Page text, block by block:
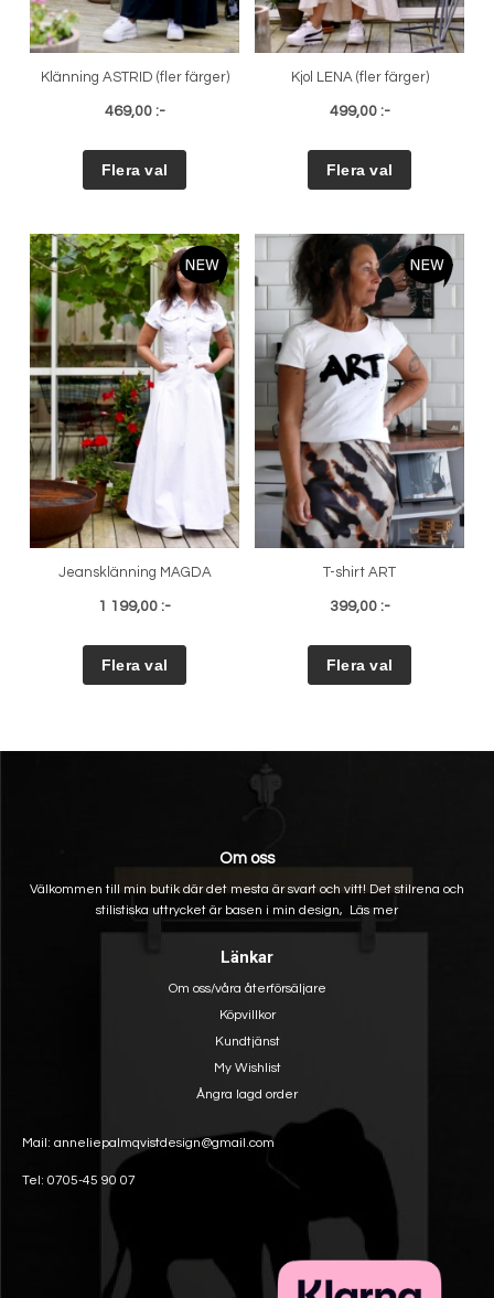
Klänning ASTRID (fler färger)
469,00 :-
Kjol LENA (fler färger)
499,00 :-
Jeansklänning MAGDA
1 199,00 :-
T-shirt ART
399,00 :-
Om oss
Välkommen till min butik där det mesta är svart och vitt! Det stilrena och
stilistiska uttrycket är basen i min design, Läs mer
Länkar
Om oss/våra återförsäljare
Köpvillkor
Kundtjänst
My Wishlist
Ångra lagd order
Mail: anneliepalmqvistdesign@gmail.com
Tel: 0705-45 90 07